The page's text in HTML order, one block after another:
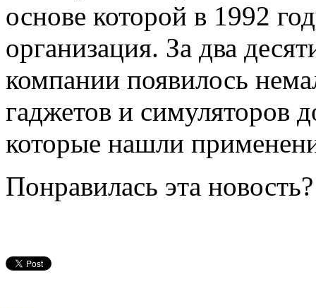
основе которой в 1992
организация. За два
компании появилось
гаджетов и симуляторов
которые нашли
Понравилась эта